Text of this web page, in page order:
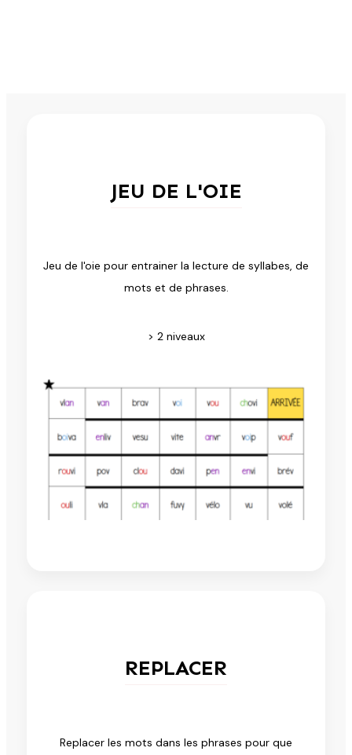
JEU DE L'OIE
Jeu de l'oie pour entrainer la lecture de syllabes, de
mots et de phrases.
> 2 niveaux
REPLACER
Replacer les mots dans les phrases pour que